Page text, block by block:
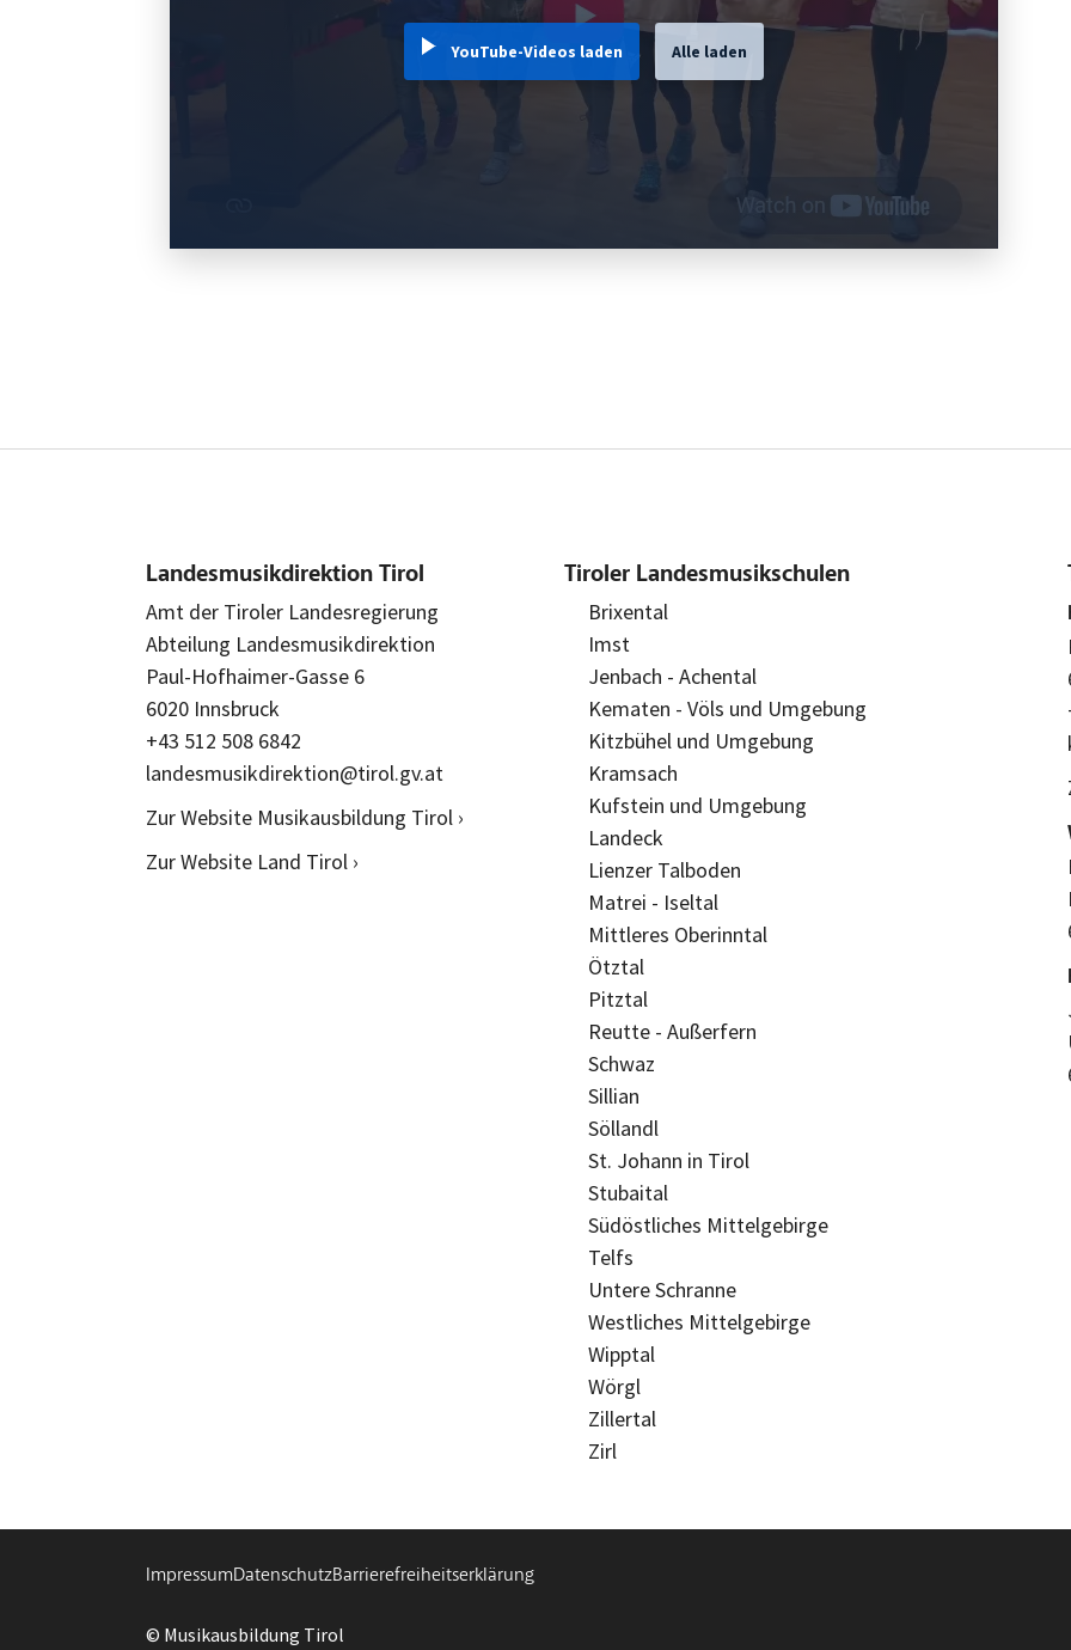
YouTube-Videos laden Alle laden
Landesmusikdirektion Tirol
Amt der Tiroler Landesregierung
Abteilung Landesmusikdirektion
Paul-Hofhaimer-Gasse 6
6020 Innsbruck
+43 512 508 6842
landesmusikdirektion@tirol.gv.at
Zur Website Musikausbildung Tirol ›
Zur Website Land Tirol ›
Tiroler Landesmusikschulen
Brixental
Imst
Jenbach - Achental
Kematen - Völs und Umgebung
Kitzbühel und Umgebung
Kramsach
Kufstein und Umgebung
Landeck
Lienzer Talboden
Matrei - Iseltal
Mittleres Oberinntal
Ötztal
Pitztal
Reutte - Außerfern
Schwaz
Sillian
Söllandl
St. Johann in Tirol
Stubaital
Südöstliches Mittelgebirge
Telfs
Untere Schranne
Westliches Mittelgebirge
Wipptal
Wörgl
Zillertal
Zirl
ImpressumDatenschutzBarrierefreiheitserklärung
© Musikausbildung Tirol